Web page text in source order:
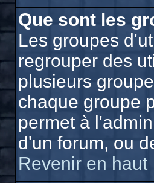
Que sont les
Les groupes
regrouper des
plusieurs
chaque groupe
permet à
d'un forum, ou
Revenir en haut